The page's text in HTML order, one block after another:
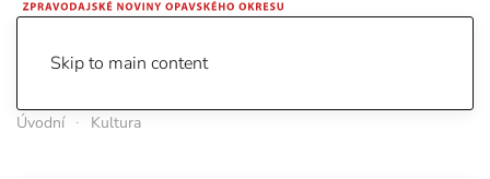
Skip to main content
Úvodní Kultura